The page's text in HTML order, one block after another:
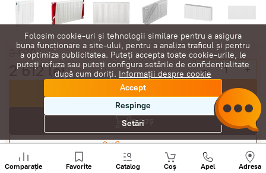
3 079lei
2 612lei - +
Cumpără acum
În coș
Comparație Favorite Catalog Coș Apel Adresa
Sunați
+
Folosim cookie-uri și tehnologii similare pentru a asigura
buna funcționare a site-ului, pentru a analiza traficul și pentru
a optimiza publicitatea. Puteți accepta toate cookie-urile, le
puteți refuza sau puteți configura setările de confidențialitate
după cum doriți. Informații despre cookie
Accept
Respinge
Setări